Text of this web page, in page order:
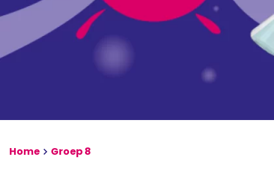
Junioren
Contact
Home Groep 8